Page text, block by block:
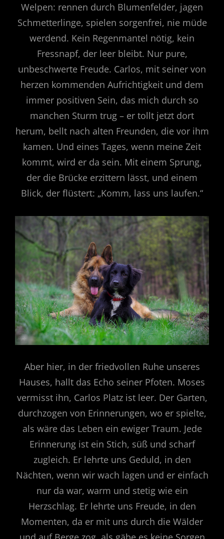
Welpen: rennen durch Blumenfelder, jagen
Schmetterlinge, spielen sorgenfrei, nie müde
werdend. Kein Regenmantel nötig, kein
Fressnapf, der leer bleibt. Nur pure,
unbeschwerte Freude. Carlos, mit seiner von
herzen kommenden Aufrichtigkeit und dem
immer positiven Sein, das mich durch so
manchen Sturm trug – er tollt jetzt dort
herum, bellt nach alten Freunden, die vor ihm
kamen. Und eines Tages, wenn meine Zeit
kommt, wird er da sein. Mit einem Sprung,
der die Brücke erzittern lässt, und einem
Blick, der flüstert: „Komm, lass uns laufen.“
Aber hier, in der friedvollen Ruhe unseres
Hauses, hallt das Echo seiner Pfoten. Moses
vermisst ihn, Carlos Platz ist leer. Der Garten,
durchzogen von Erinnerungen, wo er spielte,
als wäre das Leben ein ewiger Traum. Jede
Erinnerung ist ein Stich, süß und scharf
zugleich. Er lehrte uns Geduld, in den
Nächten, wenn wir wach lagen und er einfach
nur da war, warm und stetig wie ein
Herzschlag. Er lehrte uns Freude, in den
Momenten, da er mit uns durch die Wälder